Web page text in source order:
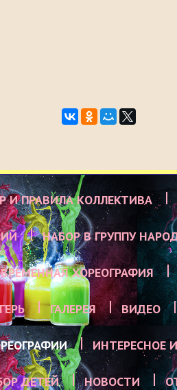
И ПРАВИЛА КОЛЛЕКТИВА
НАБОР В ГРУППУ
ХОРЕОГРАФИЯ
ГАЛЕРЕЯ ВИДЕО
ИНТЕРЕСНОЕ
ДЕТЕЙ НОВОСТИ